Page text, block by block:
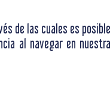
de las cuales es posible
al navegar en nuestra